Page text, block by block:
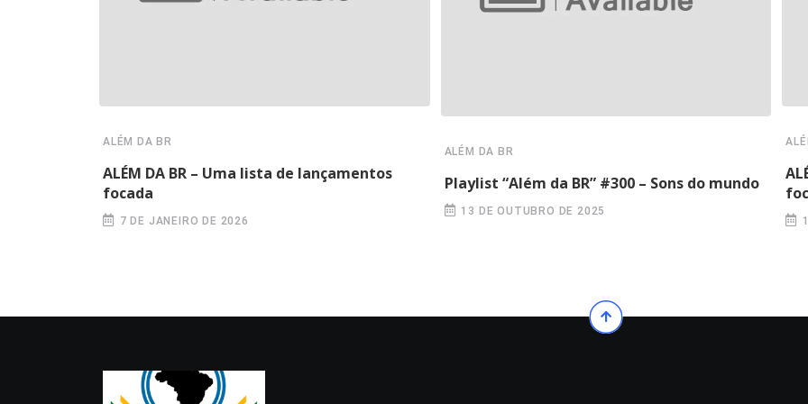
ALÉM DA BR
ALÉM DA BR – Uma lista de lançamentos
focada
7 DE JANEIRO DE 2026
ALÉM DA BR
Playlist “Além da BR” #300 – Sons do mundo
13 DE OUTUBRO DE 2025